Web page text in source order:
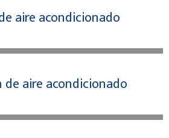
aire acondicionado
aire acondicionado